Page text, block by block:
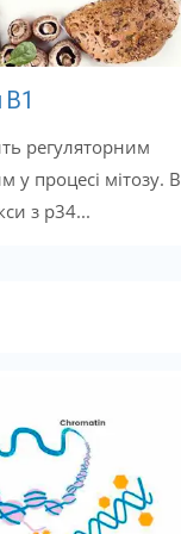
регуляторним
у процесі мітозу.
з p34...